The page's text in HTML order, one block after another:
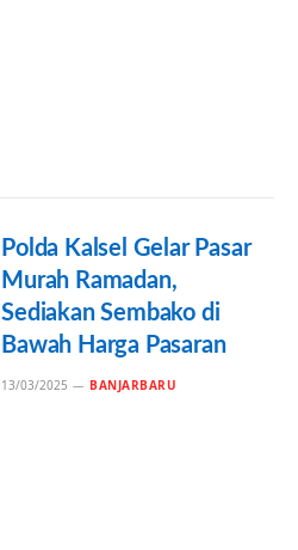
Polda Kalsel Gelar Pasar
Murah Ramadan,
Sediakan Sembako di
Bawah Harga Pasaran
13/03/2025 BANJARBARU